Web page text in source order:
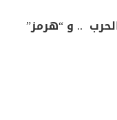
.. و “هرمز”